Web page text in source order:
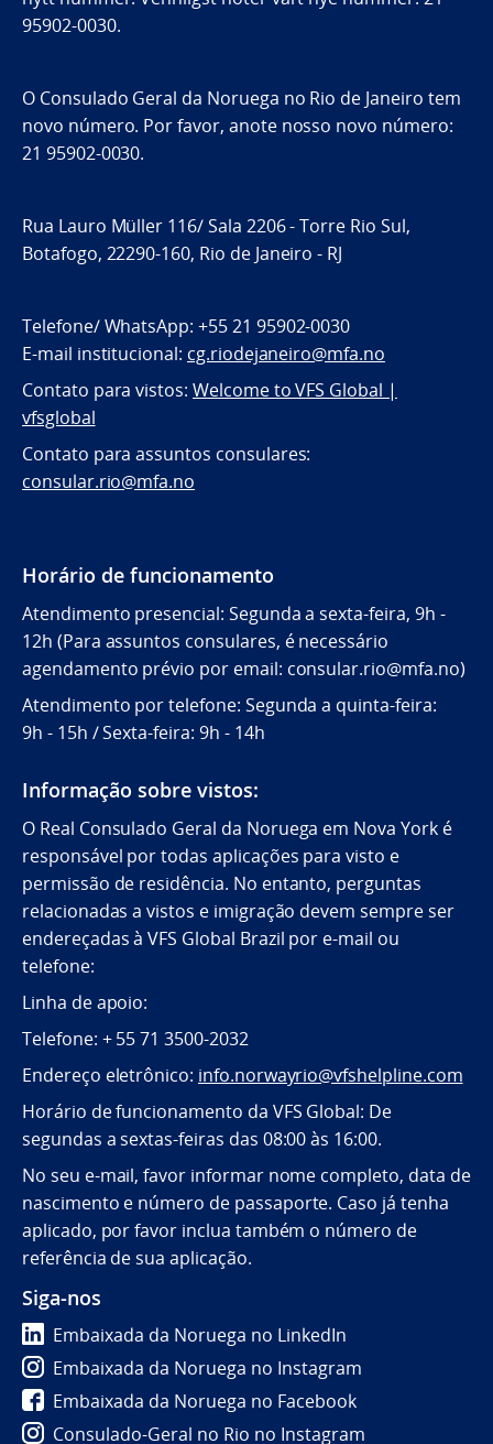
95902-0030.
O Consulado Geral da Noruega no Rio de Janeiro tem
novo número. Por favor, anote nosso novo número:
21 95902-0030.
Rua Lauro Müller 116/ Sala 2206 - Torre Rio Sul,
Botafogo, 22290-160, Rio de Janeiro - RJ
Telefone/ WhatsApp: +55 21 95902-0030
E-mail institucional: cg.riodejaneiro@mfa.no
Contato para vistos: Welcome to VFS Global |
vfsglobal
Contato para assuntos consulares:
consular.rio@mfa.no
Horário de funcionamento
Atendimento presencial: Segunda a sexta-feira, 9h -
12h (Para assuntos consulares, é necessário
agendamento prévio por email: consular.rio@mfa.no)
Atendimento por telefone: Segunda a quinta-feira:
9h - 15h / Sexta-feira: 9h - 14h
Informação sobre vistos:
O Real Consulado Geral da Noruega em Nova York é
responsável por todas aplicações para visto e
permissão de residência. No entanto, perguntas
relacionadas a vistos e imigração devem sempre ser
endereçadas à VFS Global Brazil por e-mail ou
telefone:
Linha de apoio:
Telefone: + 55 71 3500-2032
Endereço eletrônico: info.norwayrio@vfshelpline.com
Horário de funcionamento da VFS Global: De
segundas a sextas-feiras das 08:00 às 16:00.
No seu e-mail, favor informar nome completo, data de
nascimento e número de passaporte. Caso já tenha
aplicado, por favor inclua também o número de
referência de sua aplicação.
Siga-nos
Embaixada da Noruega no LinkedIn
Embaixada da Noruega no Instagram
Embaixada da Noruega no Facebook
Consulado-Geral no Rio no Instagram